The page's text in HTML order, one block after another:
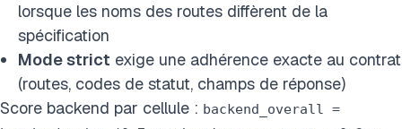
lorsque les noms des routes diffèrent de la
spécification
Mode strict exige une adhérence exacte au contrat
(routes, codes de statut, champs de réponse)
Score backend par cellule : backend_overall =